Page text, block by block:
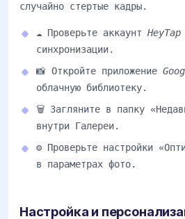
случайно стертые кадры.
☁️ Проверьте аккаунт
синхронизации.
📸 Откройте приложение
облачную библиотеку.
🗑️ Загляните в папку
внутри Галереи.
⚙️ Проверьте настройки
в параметрах фото.
Настройка и